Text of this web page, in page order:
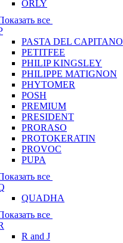
ORLY
все
PASTA DEL CAPITANO
PETITFEE
PHILIP KINGSLEY
PHILIPPE MATIGNON
PHYTOMER
POSH
PREMIUM
PRESIDENT
PRORASO
PROTOKERATIN
PROVOC
PUPA
все
QUADHA
все
R and J